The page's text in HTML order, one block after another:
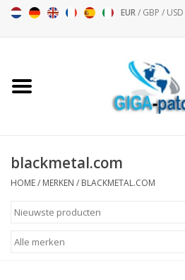
EUR/ GBP / USD
Motor Sport - Sport
blackmetal.com
HOME/ MERKEN / BLACKMETAL.COM